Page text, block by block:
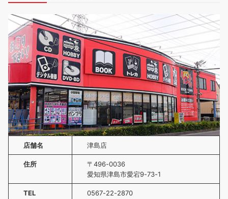
店舗名 津島店
住所
〒496-0036
愛知県津島市愛宕9-73-1
TEL 0567-22-2870